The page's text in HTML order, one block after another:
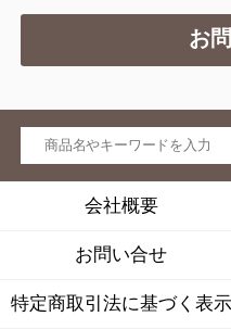
お
会社概要
お問い合せ
特定商取引法に基づく表示